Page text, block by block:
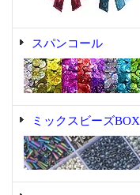
スパンコール
ミックスビーズBOX